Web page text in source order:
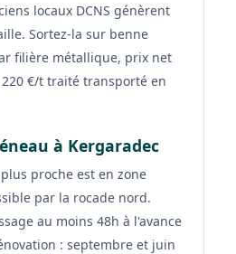
locaux DCNS génèrent
Sortez-la sur benne
filière métallique, prix net
€/t traité transporté en
à Kergaradec
proche est en zone
par la rocade nord.
au moins 48h à l'avance
: septembre et juin